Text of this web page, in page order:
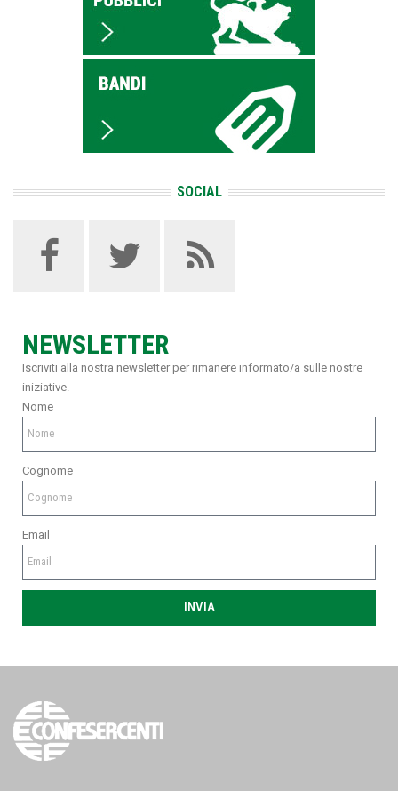
SOCIAL
NEWSLETTER
Iscriviti alla nostra newsletter per rimanere informato/a sulle nostre
iniziative.
Nome
Cognome
Email
INVIA